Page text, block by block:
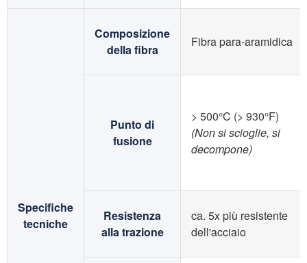
Specifiche
tecniche
Composizione
della fibra
Fibra para-aramidica
Punto di
fusione
> 500°C (> 930°F)
(Non si scioglie, si
decompone)
Resistenza
alla trazione
ca. 5x più resistente
dell'acciaio